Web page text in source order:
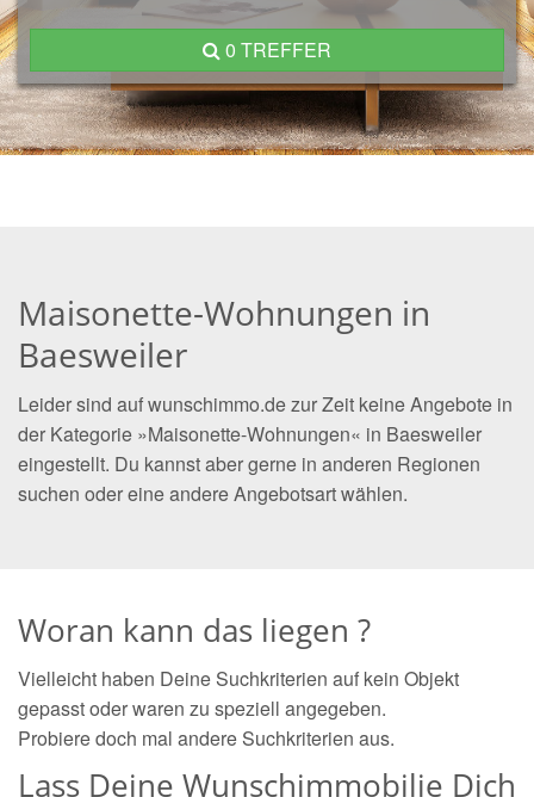
0 TREFFER
Maisonette-Wohnungen in
Baesweiler
Leider sind auf wunschimmo.de zur Zeit keine Angebote in
der Kategorie »Maisonette-Wohnungen« in Baesweiler
eingestellt. Du kannst aber gerne in anderen Regionen
suchen oder eine andere Angebotsart wählen.
Woran kann das liegen ?
Vielleicht haben Deine Suchkriterien auf kein Objekt
gepasst oder waren zu speziell angegeben.
Probiere doch mal andere Suchkriterien aus.
Lass Deine Wunschimmobilie Dich